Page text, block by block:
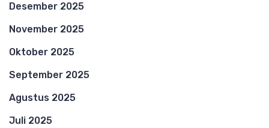
Desember 2025
November 2025
Oktober 2025
September 2025
Agustus 2025
Juli 2025